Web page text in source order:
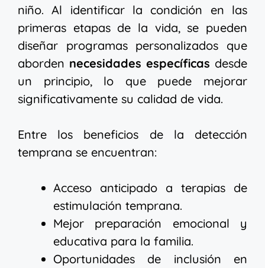
niño. Al identificar la condición en las
primeras etapas de la vida, se pueden
diseñar programas personalizados que
aborden necesidades específicas desde
un principio, lo que puede mejorar
significativamente su calidad de vida.
Entre los beneficios de la detección
temprana se encuentran:
Acceso anticipado a terapias de
estimulación temprana.
Mejor preparación emocional y
educativa para la familia.
Oportunidades de inclusión en